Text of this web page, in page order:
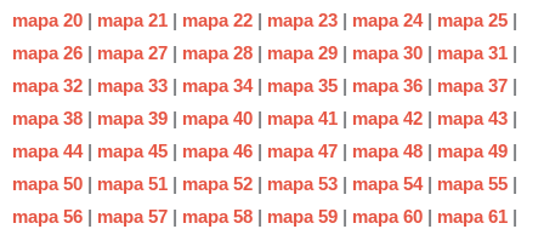
mapa 20
mapa 21 mapa 22 mapa 23 mapa 24| mapa 25
mapa 26
mapa 27 mapa 28 mapa 29 mapa 30 mapa 31
mapa 32
mapa 33 mapa 34| mapa 35 mapa 36 mapa 37
mapa 38
mapa 39 mapa 40 mapa 41 mapa 42 mapa 43
mapa 44| mapa 45 mapa 46 mapa 47 mapa 48 mapa 49
mapa 50
mapa 51 mapa 52 mapa 53 mapa 54| mapa 55
mapa 56
mapa 57 mapa 58 mapa 59 mapa 60 mapa 61